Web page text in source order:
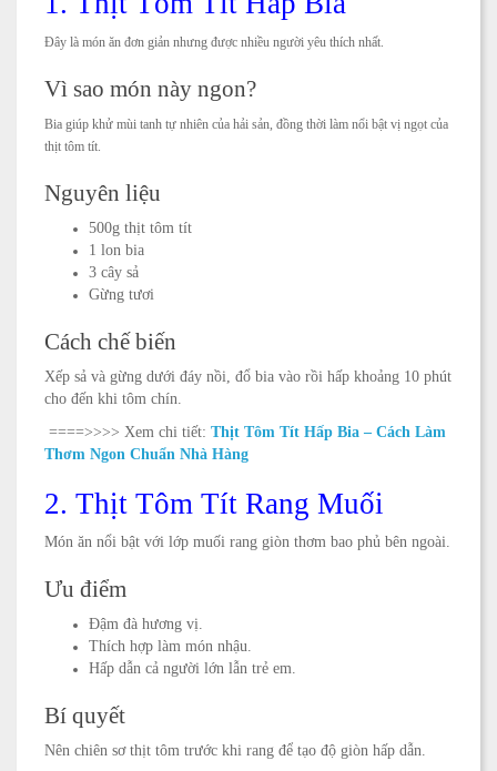
Đây là món ăn đơn giản nhưng được nhiều người yêu thích nhất.
Vì sao món này ngon?
Bia giúp khử mùi tanh tự nhiên của hải sản, đồng thời làm nổi bật vị ngọt của
thịt tôm tít.
Nguyên liệu
500g thịt tôm tít
1 lon bia
3 cây sả
Gừng tươi
Cách chế biến
Xếp sả và gừng dưới đáy nồi, đổ bia vào rồi hấp khoảng 10 phút
cho đến khi tôm chín.
====>>>> Xem chi tiết: Thịt Tôm Tít Hấp Bia – Cách Làm
Thơm Ngon Chuẩn Nhà Hàng
2. Thịt Tôm Tít Rang Muối
Món ăn nổi bật với lớp muối rang giòn thơm bao phủ bên ngoài.
Ưu điểm
Đậm đà hương vị.
Thích hợp làm món nhậu.
Hấp dẫn cả người lớn lẫn trẻ em.
Bí quyết
Nên chiên sơ thịt tôm trước khi rang để tạo độ giòn hấp dẫn.